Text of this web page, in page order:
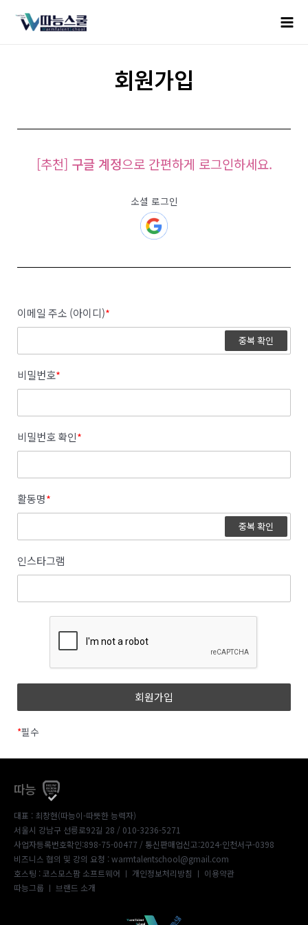
회원가입
[추천] 구글 계정으로 간편하게 로그인하세요.
소셜 로그인
이메일 주소 (아이디)*
중복 확인
비밀번호*
비밀번호 확인*
활동명*
중복 확인
인스타그램
*필수
따능
대표 : 최창현(따능이-따뜻한 능력자)
서울시 강남구 선릉로92길 28 / 010-3236-5271
사업자등록번호확인:898-75-00477 / 통신판매업신고:2024-인천서구-0398
비즈니스 협의 및 강의 요청 : warmtalentschool@gmail.com
호스팅 : 코스모스팜 소프트웨어 ㅣ 개인정보처리방침 ㅣ 이용약관
따능그룹 ㅣ 브랜드 소개